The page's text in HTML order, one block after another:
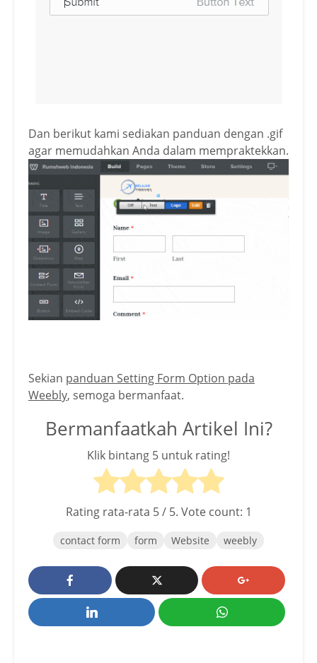
Dan berikut kami sediakan panduan dengan .gif
agar memudahkan Anda dalam mempraktekkan.
Sekian panduan Setting Form Option pada
Weebly, semoga bermanfaat.
Bermanfaatkah Artikel Ini?
Klik bintang 5 untuk rating!
Rating rata-rata 5/ 5. Vote count: 1
contact form form Website weebly